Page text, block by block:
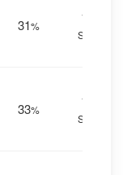
31%
15
SSE
33%
17
SSE